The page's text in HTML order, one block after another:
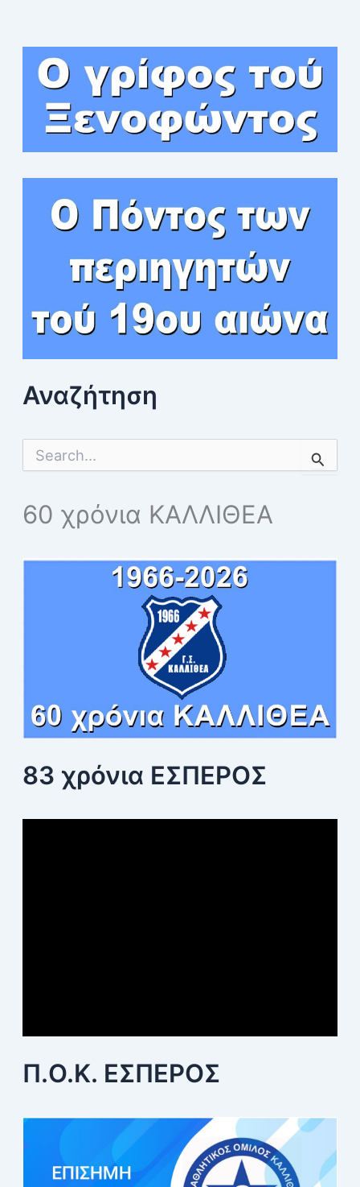
Αναζήτηση
c
h
o
60 χρόνια ΚΑΛΛΙΘΕΑ
83 χρόνια ΕΣΠΕΡΟΣ
Π.Ο.Κ. ΕΣΠΕΡΟΣ